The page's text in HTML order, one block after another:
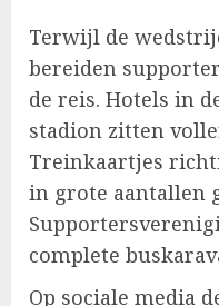
Terwijl de
bereiden
de reis. Hotels in
stadion zitten
Treinkaartjes
in grote aantallen
complete
Op sociale media